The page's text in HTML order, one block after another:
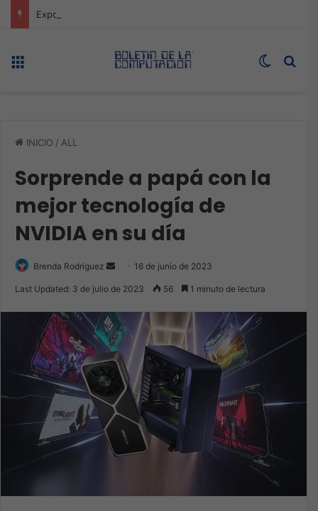
Switch
INICIO / ALL
Sorprende a papá con la
mejor tecnología de
NVIDIA en su día
Brenda Rodriguez
Send 16 de junio de 2023
Last Updated: 3 de julio de 2023 56 1 minuto de lectura